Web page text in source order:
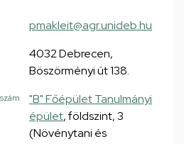
pmakleit@agr.unideb.hu
4032 Debrecen,
Böszörményi út 138.
"B" Főépület Tanulmányi
épület, földszint, 3
(Növénytani és